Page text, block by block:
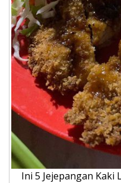
Ini 5 Jejepangan Kaki